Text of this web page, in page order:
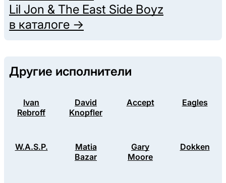
Lil Jon & The East Side Boyz
в каталоге →
Другие исполнители
Ivan
Rebroff
David
Knopfler
Accept Eagles
W.A.S.P.
Matia
Bazar
Gary
Moore
Dokken